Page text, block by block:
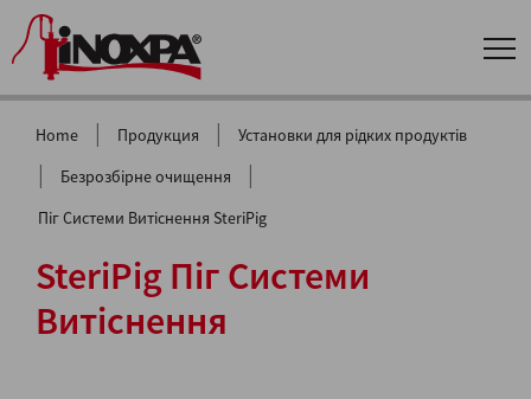
Home | Продукция | Установки для рідких продуктів
| Безрозбірне очищення |
Піг Системи Витіснення SteriPig
SteriPig Піг Системи
Витіснення